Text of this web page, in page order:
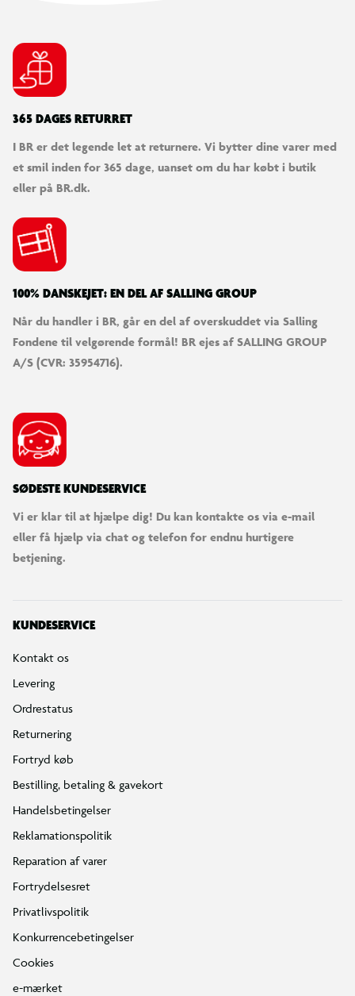
365 DAGES RETURRET
I BR er det legende let at returnere. Vi bytter dine varer med
et smil inden for 365 dage, uanset om du har købt i butik
eller på BR.dk.
100% DANSKEJET: EN DEL AF SALLING GROUP
Når du handler i BR, går en del af overskuddet via Salling
Fondene til velgørende formål! BR ejes af SALLING GROUP
A/S (CVR: 35954716).
SØDESTE KUNDESERVICE
Vi er klar til at hjælpe dig! Du kan kontakte os via e-mail
eller få hjælp via chat og telefon for endnu hurtigere
betjening.
KUNDESERVICE
Kontakt os
Levering
Ordrestatus
Returnering
Fortryd køb
Bestilling, betaling & gavekort
Handelsbetingelser
Reklamationspolitik
Reparation af varer
Fortrydelsesret
Privatlivspolitik
Konkurrencebetingelser
Cookies
e-mærket